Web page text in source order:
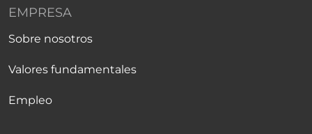
EMPRESA
Sobre nosotros
Valores fundamentales
Empleo